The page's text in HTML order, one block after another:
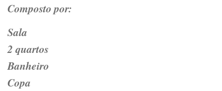
Composto por:
Sala
2 quartos
Banheiro
Copa